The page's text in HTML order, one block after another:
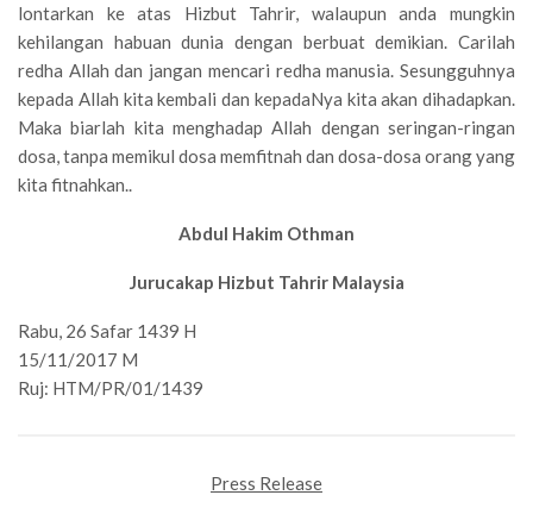
lontarkan ke atas Hizbut Tahrir, walaupun anda mungkin
kehilangan habuan dunia dengan berbuat demikian. Carilah
redha Allah dan jangan mencari redha manusia. Sesungguhnya
kepada Allah kita kembali dan kepadaNya kita akan dihadapkan.
Maka biarlah kita menghadap Allah dengan seringan-ringan
dosa, tanpa memikul dosa memfitnah dan dosa-dosa orang yang
kita fitnahkan..
Abdul Hakim Othman
Jurucakap Hizbut Tahrir Malaysia
Rabu, 26 Safar 1439 H
15/11/2017 M
Ruj: HTM/PR/01/1439
Press Release